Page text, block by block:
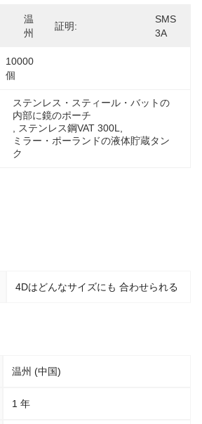
温
州
証明:
SMS
3A
10000
個
ステンレス・スティール・バットの
内部に鏡のポーチ
ステンレス鋼VAT 300L
ミラー・ポーランドの液体貯蔵タン
ク
4Dはどんなサイズにも 合わせられる
温州 (中国)
1 年